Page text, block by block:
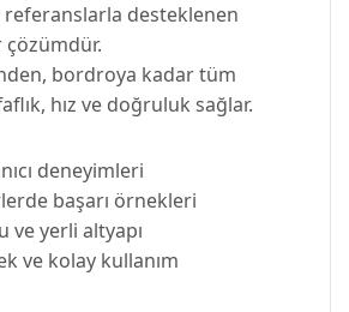
desteklenen
çözümdür.
bordroya kadar tüm
hız ve doğruluk sağlar.
deneyimleri
başarı örnekleri
ve yerli altyapı
ve kolay kullanım